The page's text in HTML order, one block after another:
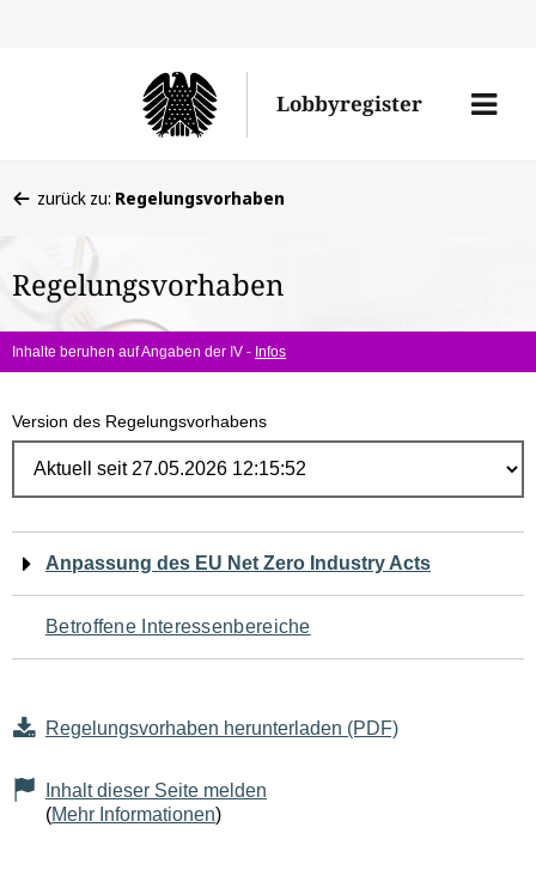
Lobbyregister
Menü
befinden
hier:
zurück zu: Regelungsvorhaben
Regelungsvorhaben
Inhalte beruhen auf Angaben der IV - Infos
Version des Regelungsvorhabens
Navigation
für
den
Seiteninhalt
Anpassung des EU Net Zero Industry Acts
Betroffene Interessenbereiche
Regelungsvorhaben herunterladen (PDF)
Inhalt dieser Seite melden
(Mehr Informationen)